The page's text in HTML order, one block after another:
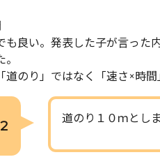
）
も良い。発表した子が言った
道のり」ではなく「速さ×時間
道のり１０ｍとし